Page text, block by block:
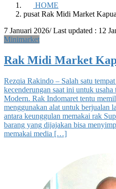
HOME
pusat Rak Midi Market
7 Januari 2026/ Last updated : 12
Minimarket
Rak Midi Market
Rezqia Rakindo – Salah satu
kecenderungan saat ini untuk
Modern. Rak Indomaret tentu
menggunakan alat untuk berjualan
antara keunggulan memakai rak
barang yang dijajakan bisa
memakai media […]